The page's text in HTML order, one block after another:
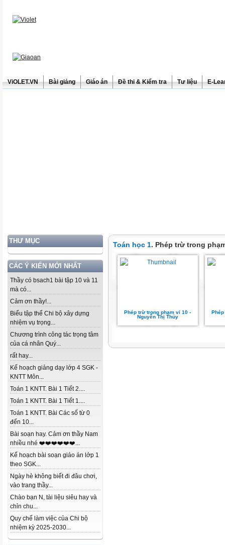
ViOLET.VN Bài giảng Giáo án Đề thi & Kiểm tra Tư liệu E-
THƯ MỤC
CÁC Ý KIẾN MỚI NHẤT
Thầy có bsach1 bài tập 10 và 11
mà có...
Cảm ơn thầy!...
Biểu tập thể Chi bộ xây dựng
nhiệm vụ trọng...
Chương trình công tác trọng tâm
của cá nhân Quý...
rất hay...
Kế hoạch giảng dạy lớp 4 SGK -
KNTT Môn...
Toán 1 KNTT. Bài 1 Tiết 2....
Toán 1 KNTT. Bài 1 Tiết 1....
Toán 1 KNTT. Bài Các số từ 0
đến 10...
Bài soạn hay. Cảm ơn thầy Nam
nhiều nhé ❤️❤️❤️❤️❤️❤️...
Kế hoạch bài soạn giáo án lớp 1
theo SGK...
Ngày hè không biết đi đâu chơi,
vào trang thầy...
Chào bạn N, tài liệu siêu hay và
chỉn chu...
Quy chế làm việc của Chi bộ
nhiệm kỳ 2025-2030...
Toán học 1. Phép trừ trong
Phép trừ trong phạm vi 10 -
Nguyễn Thị Thủy